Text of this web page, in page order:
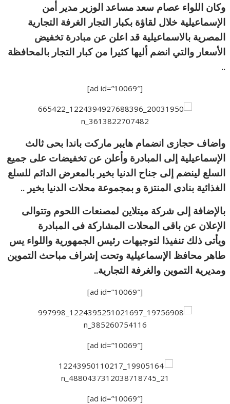
وكان اللواء عصام سعد مساعد الوزير مدير أمن
الإسماعيلية خلال لقاؤة بكبار التجار الغرفة التجارية
المصرية بالاسماعيلية قد اعلن عن مبادرة تخفيض
الأسعار والتي انضم أليها كثيرا من كبار التجار بالمحافظة
..
[ad id=”10069″]
واضاف حجازى انضمام هايبر ماركت باندا بحى ثالث
الإسماعيلية إلى المبادرة وأعلن عن تخفيضات على جميع
السلع لينضم إلى جناح الدنيا بخير بالمعرض الدائم للسلع
الغذائية بنادى المنتزة و بمجموعة محلات الدنيا بخير ..
بالإضافة إلى شركة ميتلاين لمصنعات اللحوم وتتوالى
الإعلان عن باقى المحلات المشاركة فى المبادرة
ويأتى ذلك تنفيذا لتوجيهات رئيس الجمهورية واللواء يس
طاهر محافظ الإسماعيلية وتحت إشراف مباحث التموين
ومديرية التموين والغرفة التجارية..
[ad id=”10069″]
[ad id=”10069″]
[ad id=”10069″]